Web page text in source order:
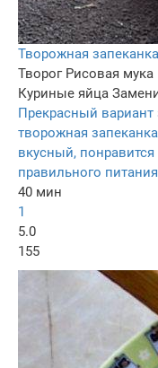
Творожная
Творог Рисовая мука
Куриные яйца
Прекрасный вариант
творожная
вкусный,
правильного
40 мин
1
5.0
155